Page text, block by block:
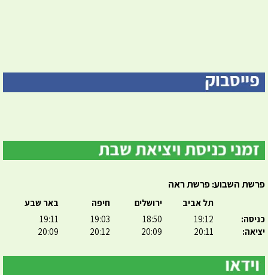
פרשת השבוע: פרשת ראה
כניסה:
יציאה:
תל אביב
19:12
20:11
ירושלים
18:50
20:09
חיפה
19:03
20:12
באר שבע
19:11
20:09